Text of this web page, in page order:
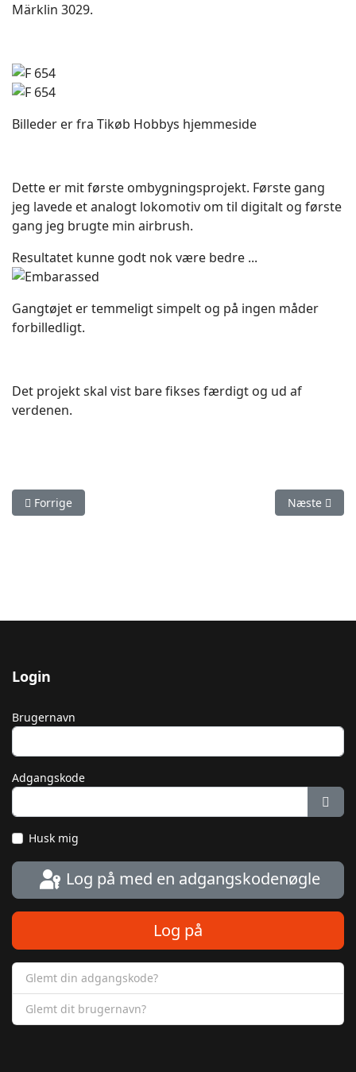
Märklin 3029.
Billeder er fra Tikøb Hobbys hjemmeside
Dette er mit første ombygningsprojekt. Første gang
jeg lavede et analogt lokomotiv om til digitalt og første
gang jeg brugte min airbrush.
Resultatet kunne godt nok være bedre ...
Gangtøjet er temmeligt simpelt og på ingen måder
forbilledligt.
Det projekt skal vist bare fikses færdigt og ud af
verdenen.
Forrige artikel: Sneplov - Strygejernet
Forrige Næste
Næste
Login
Brugernavn
Adgangskode
Vis
Husk mig
Log på med en adgangskodenøgle
Log på
Glemt din adgangskode?
Glemt dit brugernavn?